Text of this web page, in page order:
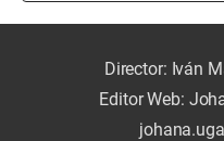
Director: Iván
Editor Web: